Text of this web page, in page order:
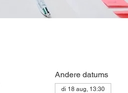
Andere datums
di 18 aug, 13:30